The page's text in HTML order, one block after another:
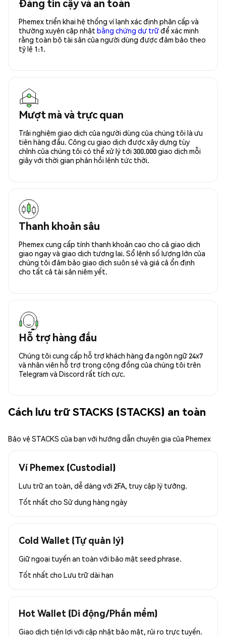
Đáng tin cậy và an toàn
Phemex triển khai hệ thống ví lạnh xác định phân cấp và
thường xuyên cập nhật bằng chứng dự trữđể xác minh
rằng toàn bộ tài sản của người dùng được đảm bảo theo
tỷ lệ 1:1.
Mượt mà và trực quan
Trải nghiệm giao dịch của người dùng của chúng tôi là ưu
tiên hàng đầu. Công cụ giao dịch được xây dựng tùy
chỉnh của chúng tôi có thể xử lý tới 300.000 giao dịch mỗi
giây với thời gian phản hồi lệnh tức thời.
Thanh khoản sâu
Phemex cung cấp tính thanh khoản cao cho cả giao dịch
giao ngay và giao dịch tương lai. Sổ lệnh số lượng lớn của
chúng tôi đảm bảo giao dịch suôn sẻ và giá cả ổn định
cho tất cả tài sản niêm yết.
Hỗ trợ hàng đầu
Chúng tôi cung cấp hỗ trợ khách hàng đa ngôn ngữ 24x7
và nhân viên hỗ trợ trong cộng đồng của chúng tôi trên
Telegram và Discord rất tích cực.
Cách lưu trữ STACKS (STACKS) an toàn
Bảo vệ STACKS của bạn với hướng dẫn chuyên gia của Phemex
Ví Phemex (Custodial)
Lưu trữ an toàn, dễ dàng với 2FA, truy cập lý tưởng.
Tốt nhất cho Sử dụng hàng ngày
Cold Wallet (Tự quản lý)
Giữ ngoại tuyến an toàn với bảo mật seed phrase.
Tốt nhất cho Lưu trữ dài hạn
Hot Wallet (Di động/Phần mềm)
Giao dịch tiện lợi với cập nhật bảo mật, rủi ro trực tuyến.